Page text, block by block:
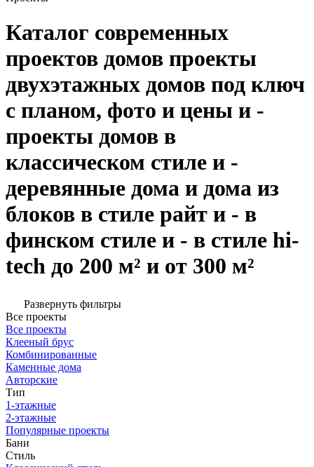
Каталог современных
проектов домов проекты
двухэтажных домов под ключ
с планом, фото и цены и -
проекты домов в
классическом стиле и -
деревянные дома и дома из
блоков в стиле райт и - в
финском стиле и - в стиле hi-
tech до 200 м² и от 300 м²
Развернуть фильтры
Все проекты
Все проекты
Клееный брус
Комбинированные
Каменные дома
Авторские
Тип
1-этажные
2-этажные
Популярные проекты
Бани
Стиль